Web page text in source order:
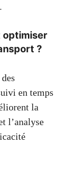
optimiser
?
en temps
la
l’analyse